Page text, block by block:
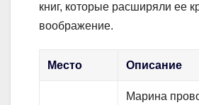
книг, которые расширяли ее
воображение.
Место Описание
Марина